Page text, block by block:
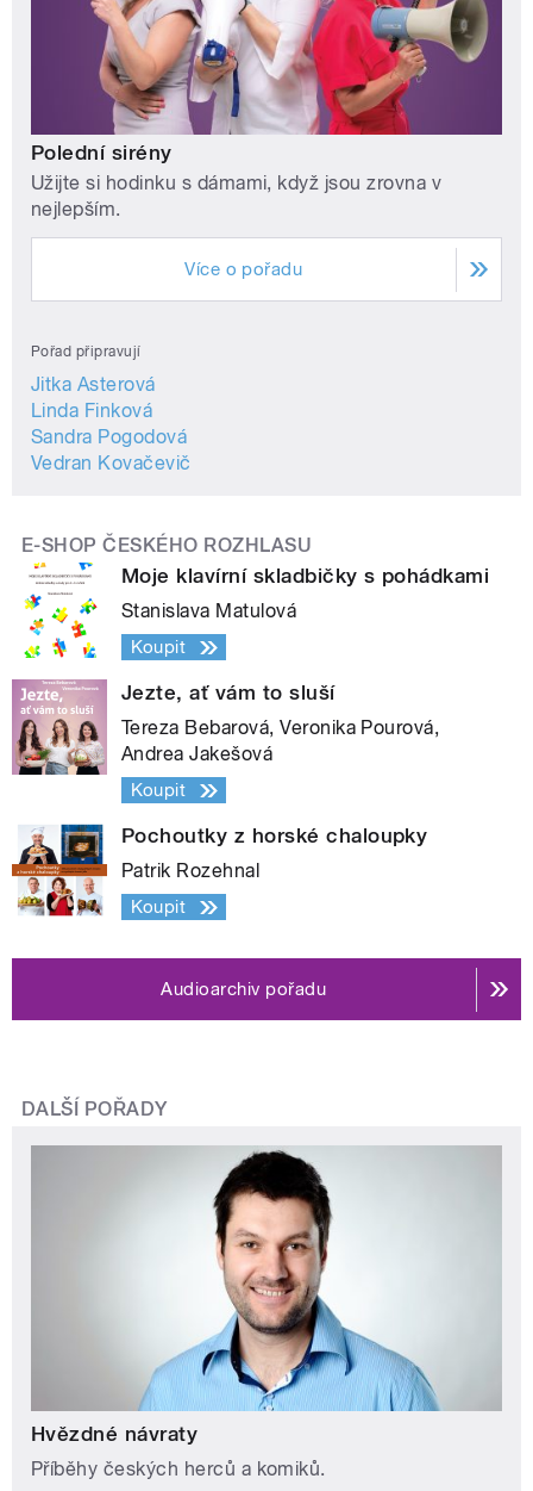
Polední sirény
Užijte si hodinku s dámami, když jsou zrovna v
nejlepším.
Více o pořadu
Pořad připravují
Jitka Asterová
Linda Finková
Sandra Pogodová
Vedran Kovačevič
E-SHOP ČESKÉHO ROZHLASU
Moje klavírní skladbičky s pohádkami
Stanislava Matulová
Koupit
Jezte, ať vám to sluší
Tereza Bebarová, Veronika Pourová,
Andrea Jakešová
Koupit
Pochoutky z horské chaloupky
Patrik Rozehnal
Koupit
Audioarchiv pořadu
DALŠÍ POŘADY
Hvězdné návraty
Příběhy českých herců a komiků.